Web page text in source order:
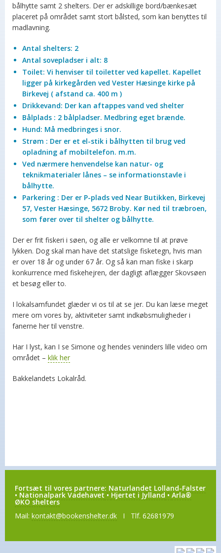
bålhytte samt 2 shelters. Der er adskillige bord/bænkesæt
placeret på området samt stort bålsted, som kan benyttes til
madlavning.
Antal shelters: 2
Antal sovepladser i alt: 8
Toilet: Vi henviser til toiletter ved kapellet. Kapellet
ligger på kirkegården ved Vester Hæsinge kirke på
Birkevej ( afstand ca. 400 m )
Drikkevand: Der kan aftappes vand ved shelter
Bålplads : 2 bålpladser. Medbring eget brænde.
Hund: Må medbringes i snor.
Strøm : Der er et el-stik i bålhytten til brug ved
opladning af mobiltelefon. m.m.
Ved nærmere henvendelse kan natur- og
teknikmaterialer lånes – se informationstavle i
bålhytte.
Parkering : Der er P-plads ved Near Butikken, Birkevej
57, Vester Hæsinge, 5672 Broby. Kør ned til træbroen,
som fører over til shelter og bålhytte.
Der er frit fiskeri i søen, og alle er velkomne til at prøve
lykken. Dog skal man have det statslige fisketegn, hvis man
er over 18 år og under 67 år. Og så kan man fiske i skarp
konkurrence med fiskehejren, der dagligt aflægger Skovsøen
et besøg eller to.
I lokalsamfundet glæder vi os til at se jer. Du kan læse meget
mere om vores by, aktiviteter samt indkøbsmuligheder i
fanerne her til venstre.
Har I lyst, kan I se Simone og hendes veninders lille video om
området – klik her
Bakkelandets Lokalråd.
Fortsæt til vores partnere: Naturlandet Lolland-Falster
• Nationalpark Vadehavet •Hjertet i Jylland•Arla®
ØKO shelters
Mail: kontakt@bookenshelter.dk I Tlf. 62681979